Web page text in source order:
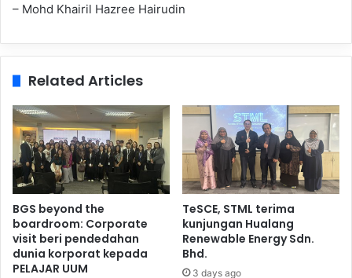
– Mohd Khairil Hazree Hairudin
Related Articles
BGS beyond the
boardroom: Corporate
visit beri pendedahan
dunia korporat kepada
PELAJAR UUM
TeSCE, STML terima
kunjungan Hualang
Renewable Energy Sdn.
Bhd.
3 days ago